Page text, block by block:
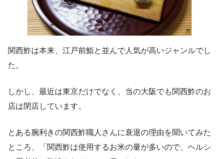
関西鮓は本来、江戸前鮨と並んで人気が高いジャンルでし
た。
しかし、最近は東京だけでなく、当の大阪でも関西鮓のお
店は閉店しています。
とある腕利きの関西鮓職人さんに衰退の理由を聞いてみた
ところ、「関西鮓は使用するお米の量が多いので、ヘルシ